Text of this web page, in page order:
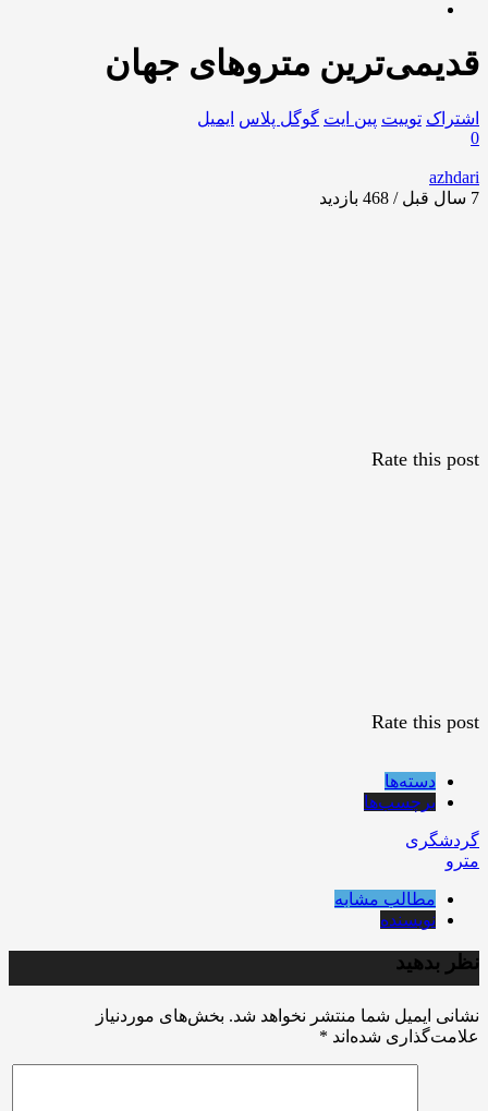
قدیمی‌ترین متروهای جهان
اشتراک توییت پین ایت گوگل‌ پلاس ایمیل
0
azhdari
7 سال قبل / 468
بازدید
Rate this post
Rate this post
دسته‌ها
برچسب‌ها
گردشگری
مترو
مطالب مشابه
نویسنده
نظر بدهید
نشانی ایمیل شما منتشر نخواهد شد. بخش‌های موردنیاز
علامت‌گذاری شده‌اند *